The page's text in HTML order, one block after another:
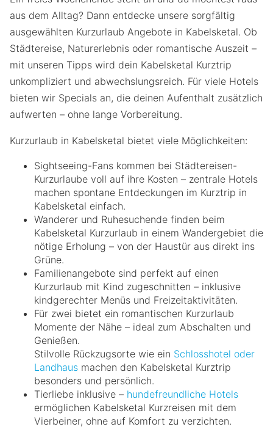
aus dem Alltag? Dann entdecke unsere sorgfältig
ausgewählten Kurzurlaub Angebote in Kabelsketal. Ob
Städtereise, Naturerlebnis oder romantische Auszeit –
mit unseren Tipps wird dein Kabelsketal Kurztrip
unkompliziert und abwechslungsreich. Für viele Hotels
bieten wir Specials an, die deinen Aufenthalt zusätzlich
aufwerten – ohne lange Vorbereitung.
Kurzurlaub in Kabelsketal bietet viele Möglichkeiten:
Sightseeing-Fans kommen bei Städtereisen-
Kurzurlaube voll auf ihre Kosten – zentrale Hotels
machen spontane Entdeckungen im Kurztrip in
Kabelsketal einfach.
Wanderer und Ruhesuchende finden beim
Kabelsketal Kurzurlaub in einem Wandergebiet die
nötige Erholung – von der Haustür aus direkt ins
Grüne.
Familienangebote sind perfekt auf einen
Kurzurlaub mit Kind zugeschnitten – inklusive
kindgerechter Menüs und Freizeitaktivitäten.
Für zwei bietet ein romantischen Kurzurlaub
Momente der Nähe – ideal zum Abschalten und
Genießen.
Stilvolle Rückzugsorte wie ein Schlosshotel oder
Landhaus machen den Kabelsketal Kurztrip
besonders und persönlich.
Tierliebe inklusive – hundefreundliche Hotels
ermöglichen Kabelsketal Kurzreisen mit dem
Vierbeiner, ohne auf Komfort zu verzichten.